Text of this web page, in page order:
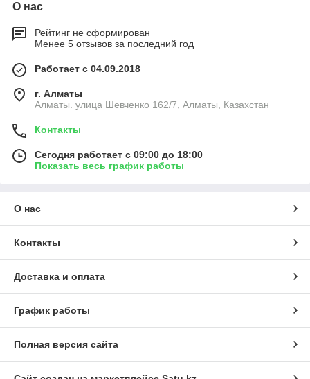
О нас
Рейтинг не сформирован
Менее 5 отзывов за последний год
Работает с 04.09.2018
г. Алматы
Алматы. улица Шевченко 162/7, Алматы, Казахстан
Контакты
Сегодня работает с 09:00 до 18:00
Показать весь график работы
О нас
Контакты
Доставка и оплата
График работы
Полная версия сайта